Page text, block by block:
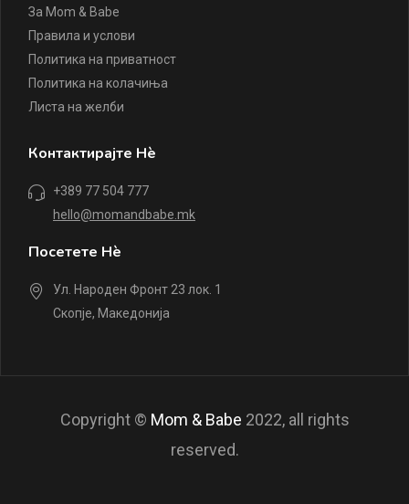
За Mom & Babe
Правила и услови
Политика на приватност
Политика на колачиња
Листа на желби
Контактирајте Нè
+389 77 504 777
hello@momandbabe.mk
Посетете Нè
Ул. Народен Фронт 23 лок. 1
Скопје, Македонија
Copyright © Mom & Babe 2022, all rights
reserved.